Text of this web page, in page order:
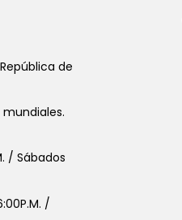
de
/ Sábados
/